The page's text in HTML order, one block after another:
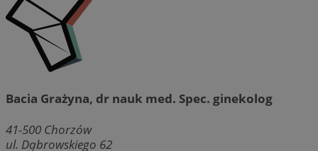
Bacia Grażyna, dr nauk med. Spec. ginekolog
41-500 Chorzów
ul. Dąbrowskiego 62